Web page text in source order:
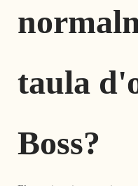
taula
Boss?